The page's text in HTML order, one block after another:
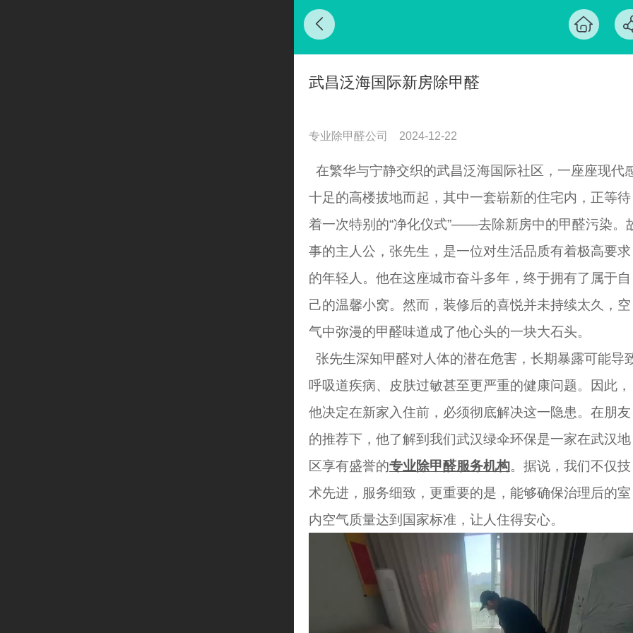
武昌泛海国际新房除甲醛
专业除甲醛公司 2024-12-22
在繁华与宁静交织的武昌泛海国际社区，一座座现代
十足的高楼拔地而起，其中一套崭新的住宅内，正等待
着一次特别的“净化仪式”——去除新房中的甲醛污染。
事的主人公，张先生，是一位对生活品质有着极高要求
的年轻人。他在这座城市奋斗多年，终于拥有了属于自
己的温馨小窝。然而，装修后的喜悦并未持续太久，空
气中弥漫的甲醛味道成了他心头的一块大石头。
张先生深知甲醛对人体的潜在危害，长期暴露可能导
呼吸道疾病、皮肤过敏甚至更严重的健康问题。因此，
他决定在新家入住前，必须彻底解决这一隐患。在朋友
的推荐下，他了解到我们武汉绿伞环保是一家在武汉地
区享有盛誉的专业除甲醛服务机构。据说，我们不仅技
术先进，服务细致，更重要的是，能够确保治理后的室
内空气质量达到国家标准，让人住得安心。